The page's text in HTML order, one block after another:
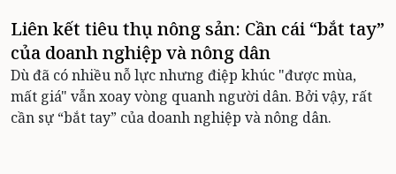
Liên kết tiêu thụ nông sản: Cần cái “bắt tay”
của doanh nghiệp và nông dân
Dù đã có nhiều nỗ lực nhưng điệp khúc "được mùa,
mất giá" vẫn xoay vòng quanh người dân. Bởi vậy, rất
cần sự “bắt tay” của doanh nghiệp và nông dân.